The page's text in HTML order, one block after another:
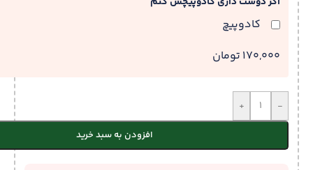
کادوپیچ
170,000 تومان
-
+
افزودن به سبد خرید